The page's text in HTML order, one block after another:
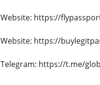
Website: https://
Website: https://
Telegram: https://t.me/